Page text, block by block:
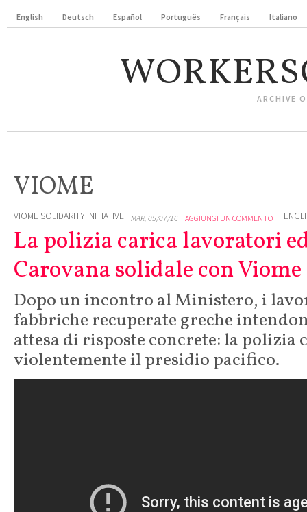
English Deutsch Español Português Français Italiano
ARCHIVE
VIOME
VIOME SOLIDARITY INITIATIVE MAR, 05/07/16 AGGIUNGI UN COMMENTO
La polizia carica lavoratori
Carovana solidale con
Dopo un incontro al Ministero, i
fabbriche recuperate greche
attesa di risposte concrete: la polizia
violentemente il presidio pacifico.